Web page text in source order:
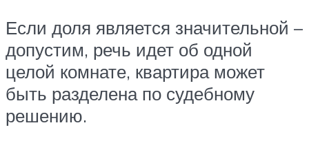
Если доля является значительной –
допустим, речь идет об одной
целой комнате, квартира может
быть разделена по судебному
решению.